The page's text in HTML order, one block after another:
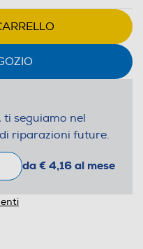
ti seguiamo nel
riparazioni future.
da € 4,16 al mese